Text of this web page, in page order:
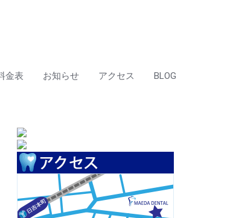
金表 お知らせ アクセス BLOG